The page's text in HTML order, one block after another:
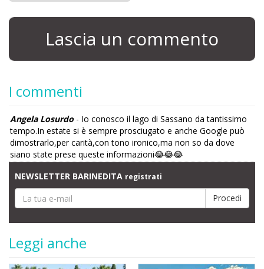
Lascia un commento
I commenti
Angela Losurdo- Io conosco il lago di Sassano da tantissimo
tempo.In estate si è sempre prosciugato e anche Google può
dimostrarlo,per carità,con tono ironico,ma non so da dove
siano state prese queste informazioni😂😂😂
NEWSLETTER BARINEDITA registrati
Leggi anche